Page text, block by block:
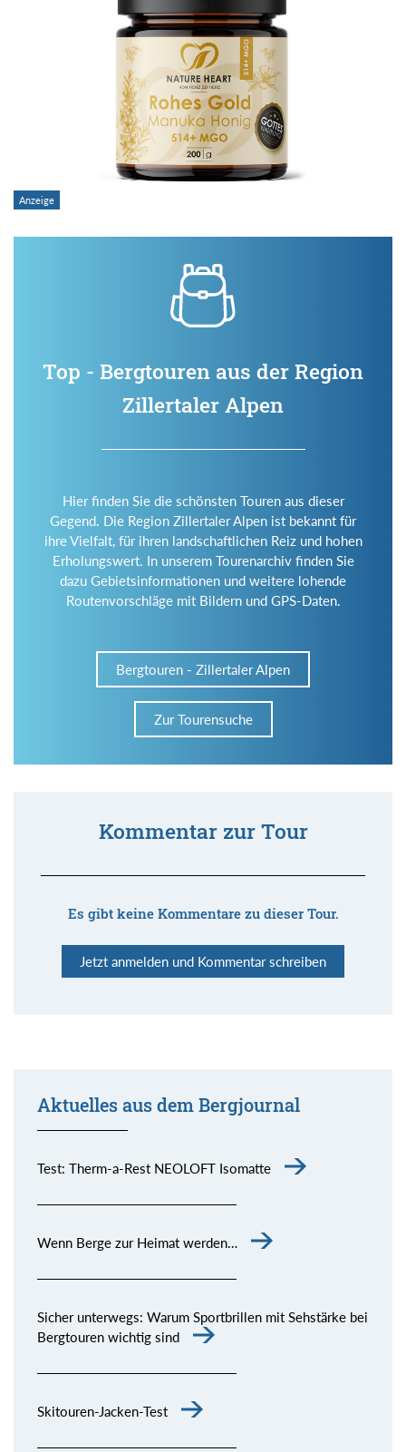
Top - Bergtouren aus der Region
Zillertaler Alpen
Hier finden Sie die schönsten Touren aus dieser
Gegend. Die Region Zillertaler Alpen ist bekannt für
ihre Vielfalt, für ihren landschaftlichen Reiz und hohen
Erholungswert. In unserem Tourenarchiv finden Sie
dazu Gebietsinformationen und weitere lohende
Routenvorschläge mit Bildern und GPS-Daten.
Bergtouren - Zillertaler Alpen
Zur Tourensuche
Kommentar zur Tour
Es gibt keine Kommentare zu dieser Tour.
Jetzt anmelden und Kommentar schreiben
Aktuelles aus dem Bergjournal
Test: Therm-a-Rest NEOLOFT Isomatte
Wenn Berge zur Heimat werden…
Sicher unterwegs: Warum Sportbrillen mit Sehstärke bei
Bergtouren wichtig sind
Skitouren-Jacken-Test